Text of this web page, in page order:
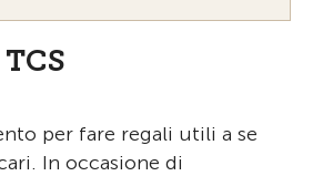
per fare regali utili a se
In occasione di